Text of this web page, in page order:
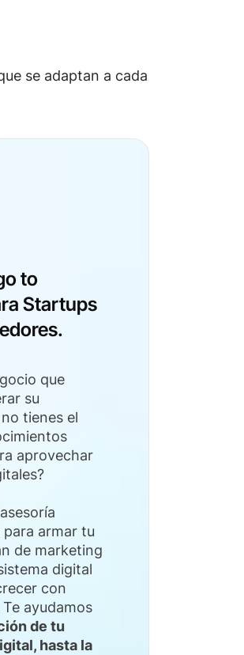
se adaptan a cada
to
Startups
que
su
tienes el
aprovechar
armar tu
de marketing
digital
con
ayudamos
de tu
hasta la